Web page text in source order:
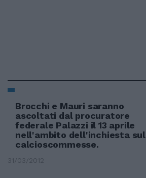
Brocchi e Mauri saranno
ascoltati dal procuratore
federale Palazzi il 13 aprile
nell'ambito dell'inchiesta sul
calcioscommesse.
31/03/2012